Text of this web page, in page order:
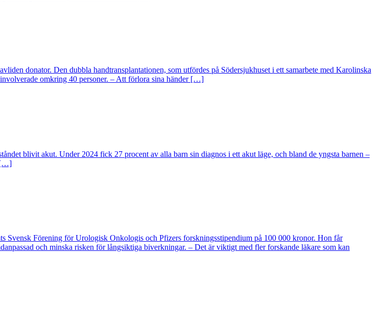
donator. Den dubbla handtransplantationen, som utfördes på Södersjukhuset i ett samarbete med Karolinska
omkring 40 personer. – Att förlora sina händer […]
blivit akut. Under 2024 fick 27 procent av alla barn sin diagnos i ett akut läge, och bland de yngsta barnen –
[…]
Förening för Urologisk Onkologis och Pfizers forskningsstipendium på 100 000 kronor. Hon får
och minska risken för långsiktiga biverkningar. – Det är viktigt med fler forskande läkare som kan